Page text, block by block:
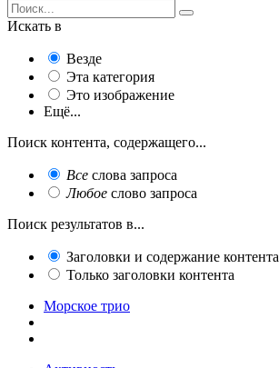
Искать в
Везде
Эта категория
Это изображение
Ещё...
Поиск контента, содержащего...
Все слова запроса
Любое слово запроса
Поиск результатов в...
Заголовки и содержание контента
Только заголовки контента
Морское трио